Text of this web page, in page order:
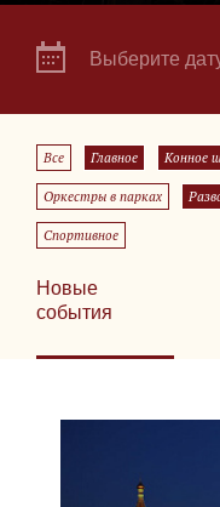
Выберите
Все Главное Конное
Оркестры в парках
Спортивное
Новые
события